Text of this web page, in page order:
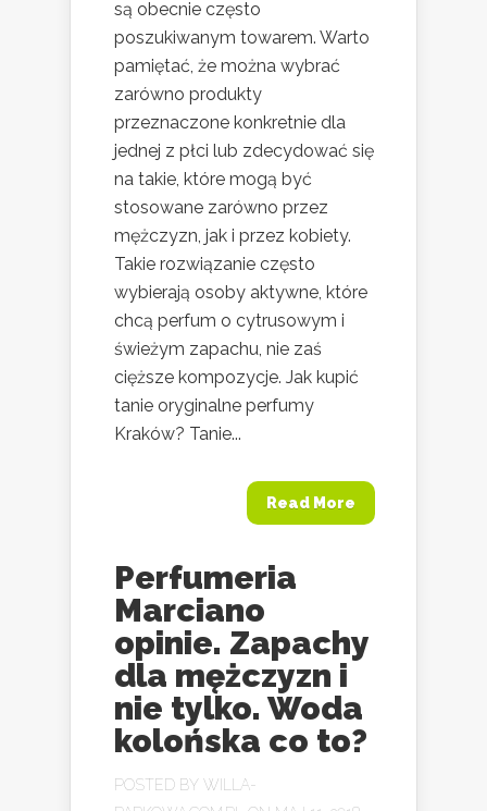
są obecnie często
poszukiwanym towarem. Warto
pamiętać, że można wybrać
zarówno produkty
przeznaczone konkretnie dla
jednej z płci lub zdecydować się
na takie, które mogą być
stosowane zarówno przez
mężczyzn, jak i przez kobiety.
Takie rozwiązanie często
wybierają osoby aktywne, które
chcą perfum o cytrusowym i
świeżym zapachu, nie zaś
cięższe kompozycje. Jak kupić
tanie oryginalne perfumy
Kraków? Tanie...
Read More
Perfumeria
Marciano
opinie. Zapachy
dla mężczyzn i
nie tylko. Woda
kolońska co to?
POSTED BY WILLA-